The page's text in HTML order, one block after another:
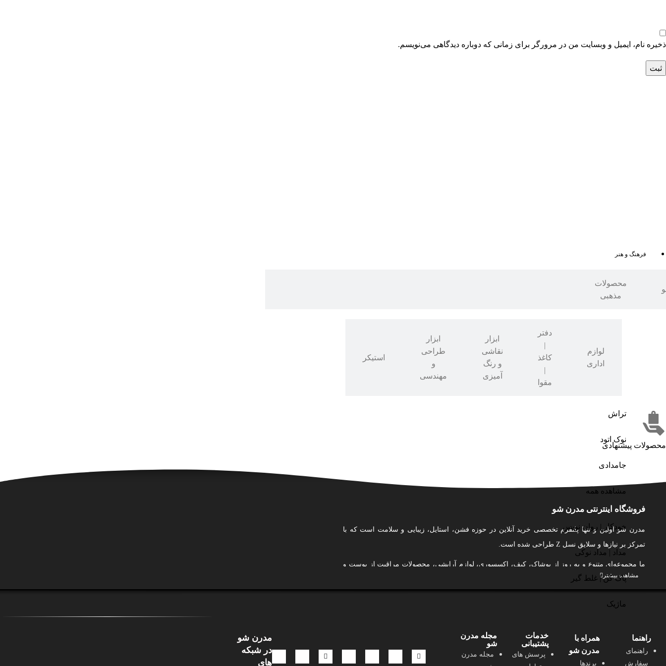
فرهنگ و هنر
محصولات
مذهبی
لوازم
اداری
دفتر
|
کاغذ
|
مقوا
ابزار
نقاشی
و رنگ
آمیزی
ابزار
طراحی
و
مهندسی
استیکر
تراش
نوک اتود
جامدادی
مشاهده همه
خودکار | روان نویس
مداد | مداد نوکی
پاک کن | غلط گیر
ماژیک
ذخیره نام، ایمیل و وبسایت من در مرورگر برای زمانی که دوباره دیدگاهی می‌نویسم.
محصولات پیشنهادی
فروشگاه اینترنتی مدرن شو
مدرن شو اولین و تنها پلتفرم تخصصی خرید آنلاین در حوزه فشن، استایل، زیبایی و سلامت است که با
تمرکز بر نیازها و سلایق نسل Z طراحی شده است.
ما مجموعه‌ای متنوع و به‌ روز از پوشاک، کیف، اکسسوری، لوازم آرایشی، محصولات مراقبت از پوست و
مو، بهداشت شخصی و عطر و ادکلن را از بهترین برندهای ایرانی گردآوری کرده‌ایم تا تجربه‌ای امن، آسان
در مدرن شو، ما فقط محصول نمی‌فروشیم؛ ما به شما کمک می‌کنیم استایل شخصی خودتان را بسازید،
ما به کیفیت، اصالت، تنوع، نوآوری و حمایت از تولید ایرانی متعهد هستیم.
با طراحی کاربرمحور، پشتیبانی حرفه‌ای، محتوای آموزشی و الهام‌بخش و نگاهی ترندمحور، تلاش می‌کنیم
مشاهده بیشتر
راهنما
راهنمای
سفارش
همراه با
مدرن شو
برندها
خدمات
پشتیبانی
پرسش های
مجله مدرن
شو
مجله مدرن
مدرن شو
در شبکه
های